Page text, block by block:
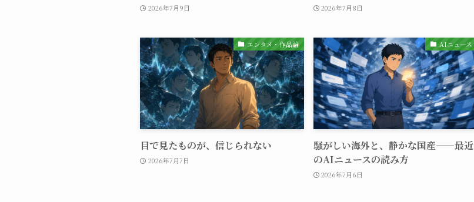
2026年7月9日 2026年7月8日
エンタメ・作品論
目で見たものが、信じられない
2026年7月7日
AIニュース
騒がしい海外と、静かな国産——最近
のAIニュースの読み方
2026年7月6日